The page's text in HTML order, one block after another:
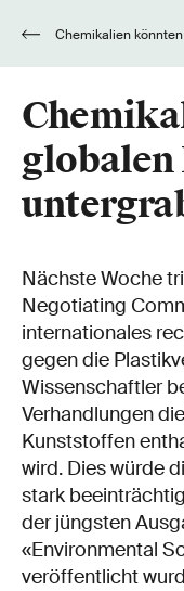
Nächste Woche
Negotiating
internationales
gegen die
Wissenschaftler
Verhandlungen
Kunststoffen
wird. Dies würde
stark
der jüngsten
«Environmental
veröffentlicht